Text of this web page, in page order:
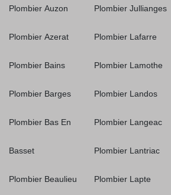
Plombier Auzon
Plombier Azerat
Plombier Bains
Plombier Barges
Plombier Bas En
Basset
Plombier Beaulieu
Plombier Jullianges
Plombier Lafarre
Plombier Lamothe
Plombier Landos
Plombier Langeac
Plombier Lantriac
Plombier Lapte